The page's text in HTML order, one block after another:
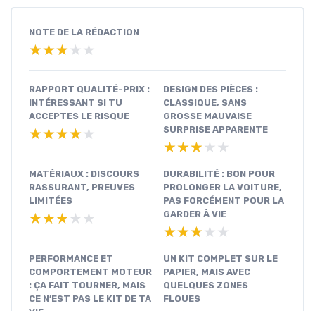
NOTE DE LA RÉDACTION
★★★★★
★★★★★
RAPPORT QUALITÉ-PRIX :
INTÉRESSANT SI TU
ACCEPTES LE RISQUE
★★★★★
★★★★★
DESIGN DES PIÈCES :
CLASSIQUE, SANS
GROSSE MAUVAISE
SURPRISE APPARENTE
★★★★★
★★★★★
MATÉRIAUX : DISCOURS
RASSURANT, PREUVES
LIMITÉES
★★★★★
★★★★★
DURABILITÉ : BON POUR
PROLONGER LA VOITURE,
PAS FORCÉMENT POUR LA
GARDER À VIE
★★★★★
★★★★★
PERFORMANCE ET
COMPORTEMENT MOTEUR
: ÇA FAIT TOURNER, MAIS
CE N’EST PAS LE KIT DE TA
UN KIT COMPLET SUR LE
PAPIER, MAIS AVEC
QUELQUES ZONES
FLOUES